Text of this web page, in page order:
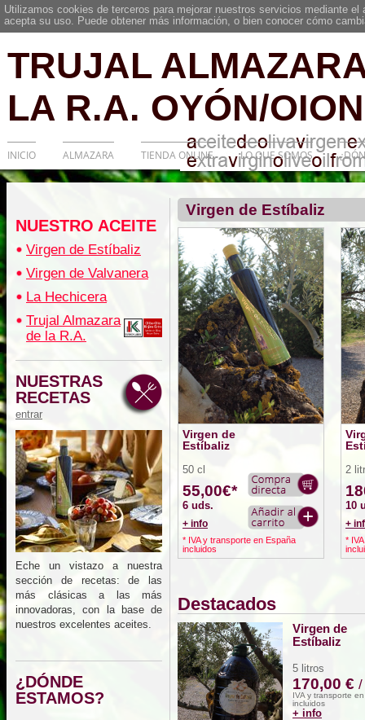
Utilizamos cookies de terceros para mejorar nuestros servicios mediante
acepta su uso. Puede obtener más información, o bien conocer cómo
TRUJAL
LA R.A. OYÓN/OION
INICIO ALMAZARA TIENDA ONLINE LO QUE SOMOS
NUESTRO ACEITE
Virgen de Estíbaliz
Virgen de Valvanera
La Hechicera
Trujal Almazara
de la R.A.
NUESTRAS
RECETAS
entrar
Eche un vistazo a nuestra
sección de recetas: de las
más clásicas a las más
innovadoras, con la base de
nuestros excelentes aceites.
¿DÓNDE
ESTAMOS?
Virgen de Estíbaliz
Virgen de
Estíbaliz
50 cl
55,00€*
6 uds.
+ info
* IVA y transporte en España
incluidos
2
10
+
*
Destacados
Virgen de
Estíbaliz
5 litros
170,00 € /
IVA y transporte
incluidos
+ info